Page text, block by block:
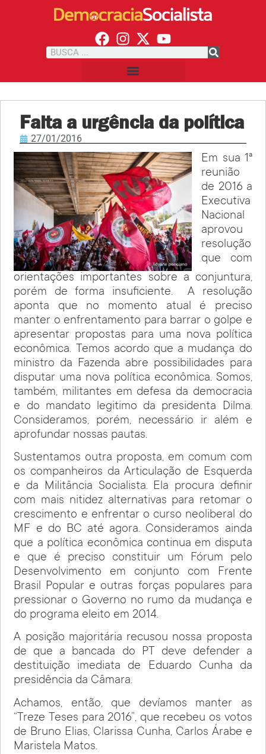
Falta a urgência da política
27/01/2016
Em sua 1ª
reunião
de 2016 a
Executiva
Nacional
aprovou
resolução
que com
orientações importantes sobre a conjuntura,
porém de forma insuficiente. A resolução
aponta que no momento atual é preciso
manter o enfrentamento para barrar o golpe e
apresentar propostas para uma nova política
econômica. Temos acordo que a mudança do
ministro da Fazenda abre possibilidades para
disputar uma nova política econômica. Somos,
também, militantes em defesa da democracia
e do mandato legitimo da presidenta Dilma.
Consideramos, porém, necessário ir além e
aprofundar nossas pautas.
Sustentamos outra proposta, em comum com
os companheiros da Articulação de Esquerda
e da Militância Socialista. Ela procura definir
com mais nitidez alternativas para retomar o
crescimento e enfrentar o curso neoliberal do
MF e do BC até agora. Consideramos ainda
que a política econômica continua em disputa
e que é preciso constituir um Fórum pelo
Desenvolvimento em conjunto com Frente
Brasil Popular e outras forças populares para
pressionar o Governo no rumo da mudança e
do programa eleito em 2014.
A posição majoritária recusou nossa proposta
de que a bancada do PT deve defender a
destituição imediata de Eduardo Cunha da
presidência da Câmara.
Achamos, então, que devíamos manter as
“Treze Teses para 2016”, que recebeu os votos
de Bruno Elias, Clarissa Cunha, Carlos Árabe e
Maristela Matos.